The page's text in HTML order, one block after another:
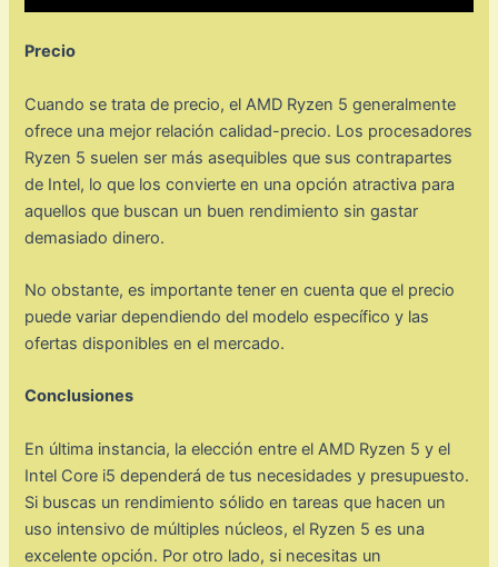
Precio
Cuando se trata de precio, el AMD Ryzen 5 generalmente
ofrece una mejor relación calidad-precio. Los procesadores
Ryzen 5 suelen ser más asequibles que sus contrapartes
de Intel, lo que los convierte en una opción atractiva para
aquellos que buscan un buen rendimiento sin gastar
demasiado dinero.
No obstante, es importante tener en cuenta que el precio
puede variar dependiendo del modelo específico y las
ofertas disponibles en el mercado.
Conclusiones
En última instancia, la elección entre el AMD Ryzen 5 y el
Intel Core i5 dependerá de tus necesidades y presupuesto.
Si buscas un rendimiento sólido en tareas que hacen un
uso intensivo de múltiples núcleos, el Ryzen 5 es una
excelente opción. Por otro lado, si necesitas un